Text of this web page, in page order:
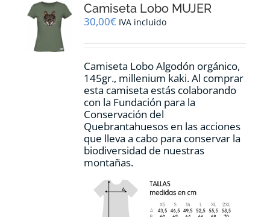
se
pueden
en
página
de
producto
Camiseta Lobo MUJER
30,00€ IVA incluido
Camiseta Lobo Algodón orgánico,
145gr., millenium kaki. Al comprar
esta camiseta estás colaborando
con la Fundación para la
Conservación del
Quebrantahuesos en las acciones
que lleva a cabo para conservar la
biodiversidad de nuestras
montañas.